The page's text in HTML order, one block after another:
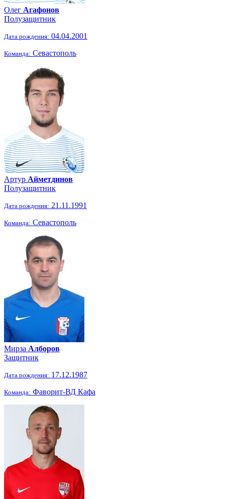
Олег Агафонов
Полузащитник
Дата рождения: 04.04.2001
Команда: Севастополь
Артур Айметдинов
Полузащитник
Дата рождения: 21.11.1991
Команда: Севастополь
Мирза Алборов
Защитник
Дата рождения: 17.12.1987
Команда: Фаворит-ВД Кафа